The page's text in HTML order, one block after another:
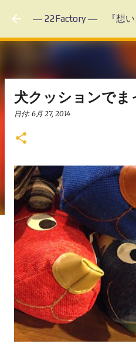
スキップしてメイ
犬クッションでま
日付: 6月 27, 2014